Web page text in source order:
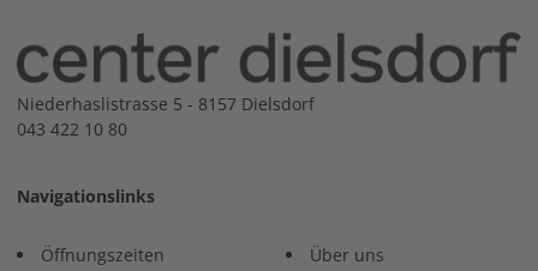
Niederhaslistrasse 5 - 8157 Dielsdorf
043 422 10 80
Navigationslinks
Öffnungszeiten
Über uns